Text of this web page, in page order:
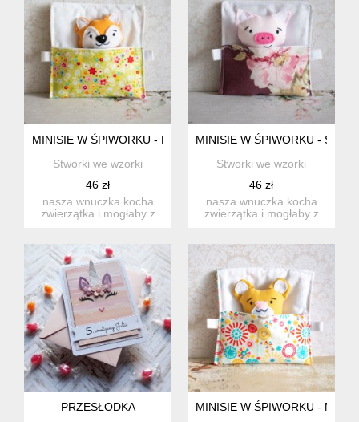
MINISIE W ŚPIWORKU - LISEK
Stworki we wzorki
46 zł
nasza wnuczka kocha
zwierzątka i mogłaby z
MINISIE W ŚPIWORKU -
Stworki we wzorki
46 zł
nasza wnuczka kocha
zwierzątka i mogłaby z
PRZESŁODKA
MINISIE W ŚPIWORKU -